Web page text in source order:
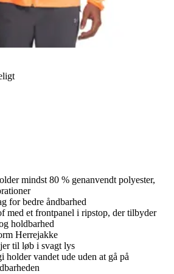
mindst 80 % genanvendt polyester,
for bedre åndbarhed
med et frontpanel i ripstop, der tilbyder
holdbarhed
Herrejakke
til løb i svagt lys
holder vandet ude uden at gå på